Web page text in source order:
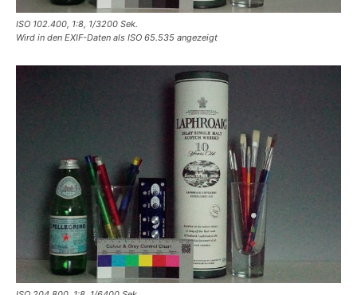
ISO 102.400, 1:8, 1/3200 Sek.
Wird in den EXIF-Daten als ISO 65.535 angezeigt